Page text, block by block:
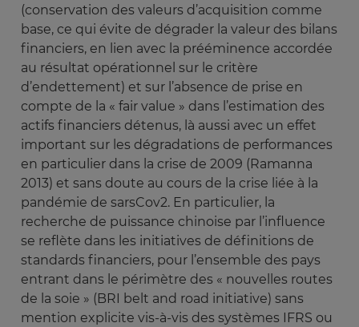
(conservation des valeurs d’acquisition comme
base, ce qui évite de dégrader la valeur des bilans
financiers, en lien avec la prééminence accordée
au résultat opérationnel sur le critère
d’endettement) et sur l’absence de prise en
compte de la « fair value » dans l’estimation des
actifs financiers détenus, là aussi avec un effet
important sur les dégradations de performances
en particulier dans la crise de 2009 (Ramanna
2013) et sans doute au cours de la crise liée à la
pandémie de sarsCov2. En particulier, la
recherche de puissance chinoise par l’influence
se reflète dans les initiatives de définitions de
standards financiers, pour l’ensemble des pays
entrant dans le périmètre des « nouvelles routes
de la soie » (BRI belt and road initiative) sans
mention explicite vis-à-vis des systèmes IFRS ou